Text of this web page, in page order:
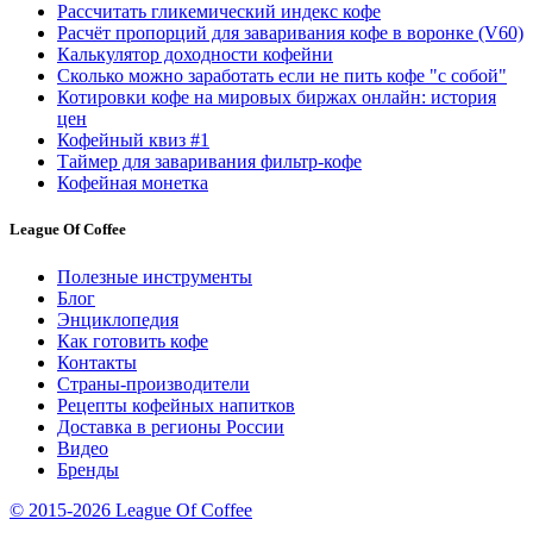
Рассчитать гликемический индекс кофе
Расчёт пропорций для заваривания кофе в воронке (V60)
Калькулятор доходности кофейни
Сколько можно заработать если не пить кофе "с собой"
Котировки кофе на мировых биржах онлайн: история
цен
Кофейный квиз #1
Таймер для заваривания фильтр-кофе
Кофейная монетка
League Of Coffee
Полезные инструменты
Блог
Энциклопедия
Как готовить кофе
Контакты
Страны-производители
Рецепты кофейных напитков
Доставка в регионы России
Видео
Бренды
© 2015-2026 League Of Coffee